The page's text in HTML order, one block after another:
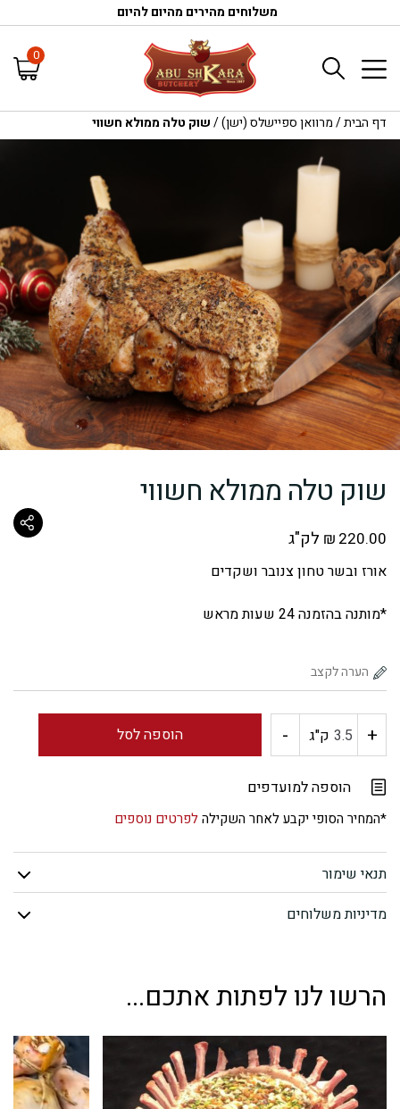
משלוחים מהירים מהיום להיום
0
דף הבית/מרוואן ספיישלס (ישן)/שוק טלה ממולא חשווי
שוק טלה ממולא חשווי
₪ 220.00 לק"ג
אורז ובשר טחון צנובר ושקדים
*מותנה בהזמנה 24 שעות מראש
+ כמות
שוק
טלה
ממולא
ק"ג - הוספה לסל
הוספה למועדפים
*המחיר הסופי יקבע לאחר השקילהלפרטים נוספים
תנאי שימור
מדיניות משלוחים
הרשו לנו לפתות אתכם...